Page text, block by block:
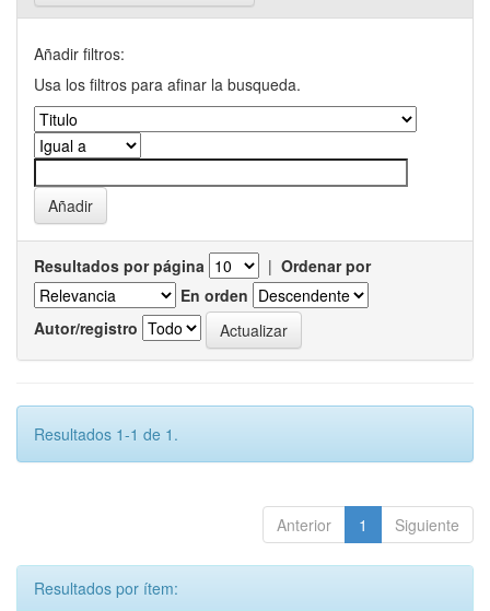
Añadir filtros:
Usa los filtros para afinar la busqueda.
Resultados por página | Ordenar por
En orden
Autor/registro
Resultados 1-1 de 1.
Anterior 1 Siguiente
Resultados por ítem: